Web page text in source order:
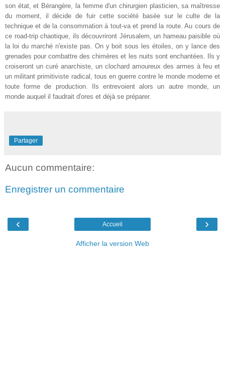
son état, et Bérangère, la femme d'un chirurgien plasticien, sa maîtresse
du moment, il décide de fuir cette société basée sur le culte de la
technique et de la consommation à tout-va et prend la route. Au cours de
ce road-trip chaotique, ils découvriront Jérusalem, un hameau paisible où
la loi du marché n'existe pas. On y boit sous les étoiles, on y lance des
grenades pour combattre des chimères et les nuits sont enchantées. Ils y
croiseront un curé anarchiste, un clochard amoureux des armes à feu et
un militant primitiviste radical, tous en guerre contre le monde moderne et
toute forme de production. Ils entrevoient alors un autre monde, un
monde auquel il faudrait d'ores et déjà se préparer.
Partager
Aucun commentaire:
Enregistrer un commentaire
‹ ›
Accueil
Afficher la version Web